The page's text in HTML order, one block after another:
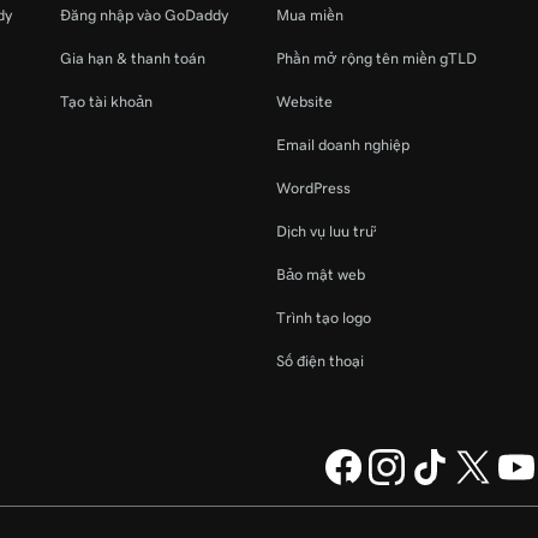
Đăng nhập vào GoDaddy
Gia hạn & thanh toán
Tạo tài khoản
Mua miền
Phần mở rộng tên miền gTLD
Website
Email doanh nghiệp
WordPress
Dịch vụ lưu trữ
Bảo mật web
Trình tạo logo
Số điện thoại